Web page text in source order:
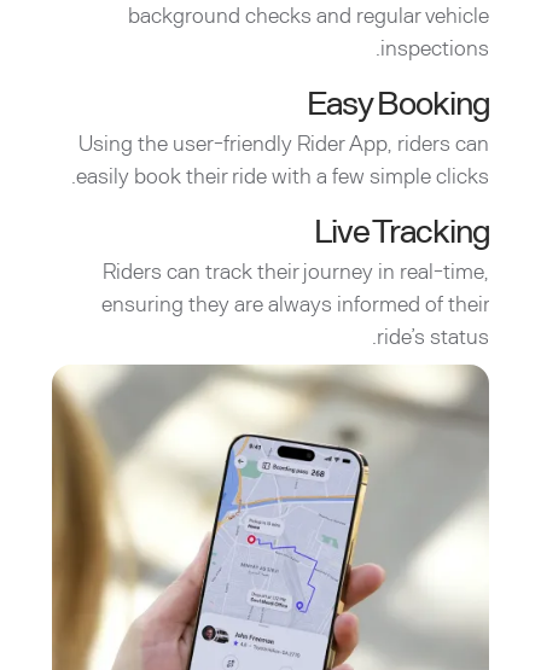
background checks and regular vehicle
inspections.
Easy Booking
Using the user-friendly Rider App, riders can
easily book their ride with a few simple clicks.
Live Tracking
Riders can track their journey in real-time,
ensuring they are always informed of their
ride’s status.